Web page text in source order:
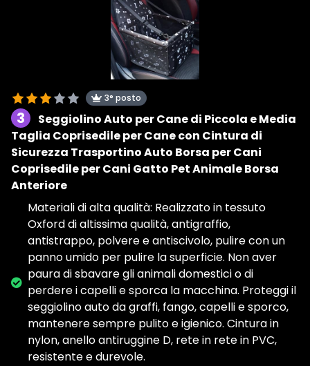
3° posto
3
Seggiolino Auto per Cane di Piccola e Media
Taglia Coprisedile per Cane con Cintura di
Sicurezza Trasportino Auto Borsa per Cani
Coprisedile per Cani Gatto Pet Animale Borsa
Anteriore
Materiali di alta qualità: Realizzato in tessuto
Oxford di altissima qualità, antigraffio,
antistrappo, polvere e antiscivolo, pulire con un
panno umido per pulire la superficie. Non aver
paura di sbavare gli animali domestici o di
perdere i capelli e sporca la macchina. Proteggi il
seggiolino auto da graffi, fango, capelli e sporco,
mantenere sempre pulito e igienico. Cintura in
nylon, anello antiruggine D, rete in rete in PVC,
resistente e durevole.